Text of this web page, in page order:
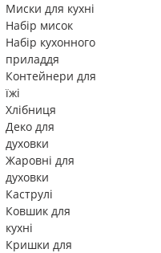
Миски для кухні
Набір мисок
Набір кухонного
приладдя
Контейнери для
їжі
Хлібниця
Деко для
духовки
Жаровні для
духовки
Каструлі
Ковшик для
кухні
Кришки для